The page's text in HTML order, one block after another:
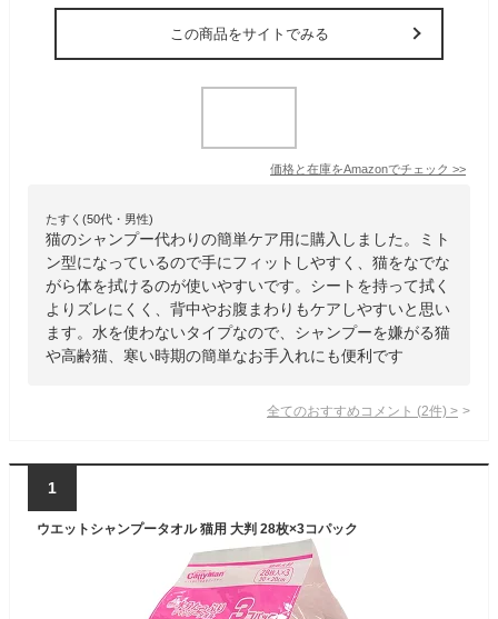
この商品をサイトでみる
価格と在庫をAmazonでチェック >>
たすく(50代・男性)
猫のシャンプー代わりの簡単ケア用に購入しました。ミト
ン型になっているので手にフィットしやすく、猫をなでな
がら体を拭けるのが使いやすいです。シートを持って拭く
よりズレにくく、背中やお腹まわりもケアしやすいと思い
ます。水を使わないタイプなので、シャンプーを嫌がる猫
や高齢猫、寒い時期の簡単なお手入れにも便利です
全てのおすすめコメント (2件) >
1
ウエットシャンプータオル 猫用 大判 28枚×3コパック